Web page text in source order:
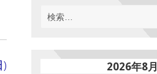
検
索:
2026年8月